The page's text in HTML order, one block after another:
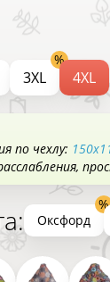
3XL 4XL
по чехлу:
Оксфорд